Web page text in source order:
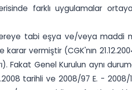
farklı uygulamalar
tabi eşya ve/veya maddi
vermiştir (CGK'nın
Fakat Genel Kurulun aynı
tarihli ve 2008/97 E. - 2008/